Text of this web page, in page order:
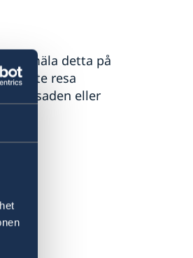
detta på
måste resa
eller